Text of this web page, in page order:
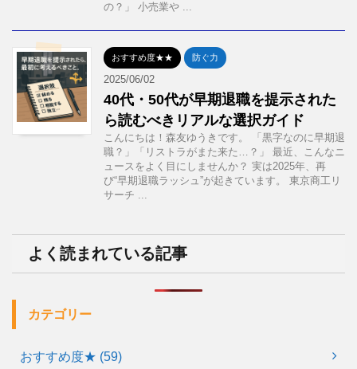
の？」 小売業や ...
おすすめ度★★ 防ぐ力
2025/06/02
40代・50代が早期退職を提示された
ら読むべきリアルな選択ガイド
こんにちは！森友ゆうきです。 「黒字なのに早期退
職？」「リストラがまた来た…？」 最近、こんなニ
ュースをよく目にしませんか？ 実は2025年、再
び“早期退職ラッシュ”が起きています。 東京商工リ
サーチ ...
よく読まれている記事
カテゴリー
おすすめ度★ (59)